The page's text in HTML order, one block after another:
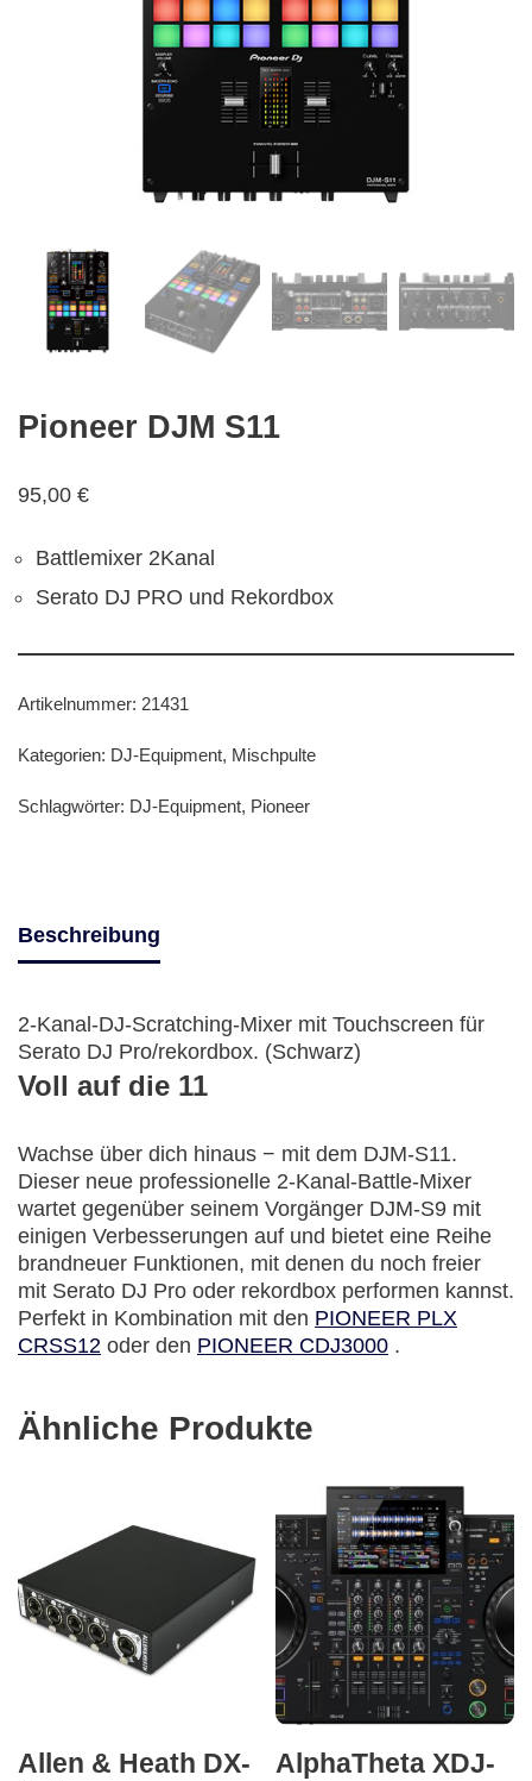
Pioneer DJM S11
95,00 €
Battlemixer 2Kanal
Serato DJ PRO und Rekordbox
Artikelnummer: 21431
Kategorien: DJ-Equipment, Mischpulte
Schlagwörter: DJ-Equipment, Pioneer
Beschreibung
2-Kanal-DJ-Scratching-Mixer mit Touchscreen für
Serato DJ Pro/rekordbox. (Schwarz)
Voll auf die 11
Wachse über dich hinaus − mit dem DJM-S11.
Dieser neue professionelle 2-Kanal-Battle-Mixer
wartet gegenüber seinem Vorgänger DJM-S9 mit
einigen Verbesserungen auf und bietet eine Reihe
brandneuer Funktionen, mit denen du noch freier
mit Serato DJ Pro oder rekordbox performen kannst.
Perfekt in Kombination mit den PIONEER PLX
CRSS12 oder den PIONEER CDJ3000 .
Ähnliche Produkte
Allen & Heath DX-
AlphaTheta XDJ-